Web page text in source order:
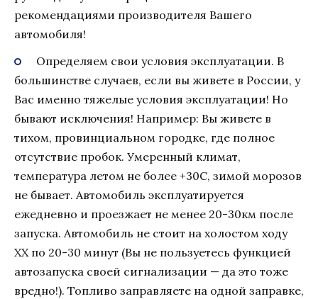
рекомендациями производителя Вашего
автомобиля!
Определяем свои условия эксплуатации. В
большинстве случаев, если вы живете в России, у
Вас именно тяжелые условия эксплуатации! Но
бывают исключения! Например: Вы живете в
тихом, провинциальном городке, где полное
отсутствие пробок. Умеренный климат,
температура летом не более +30С, зимой морозов
не бывает. Автомобиль эксплуатируется
ежедневно и проезжает не менее 20-30км после
запуска. Автомобиль не стоит на холостом ходу
ХХ по 20-30 минут (Вы не пользуетесь функцией
автозапуска своей сигнализации — да это тоже
вредно!). Топливо заправляете на одной заправке,